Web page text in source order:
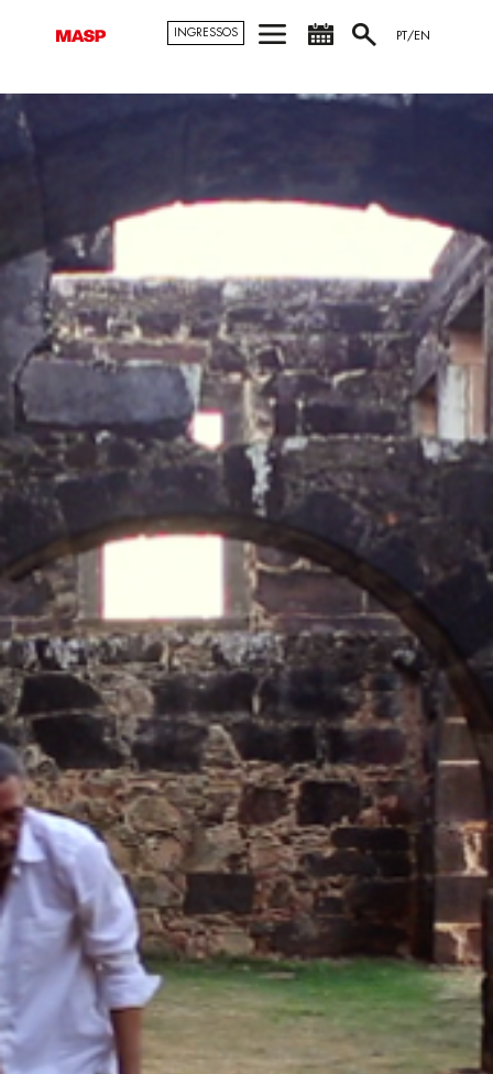
INGRESSOS PT/EN